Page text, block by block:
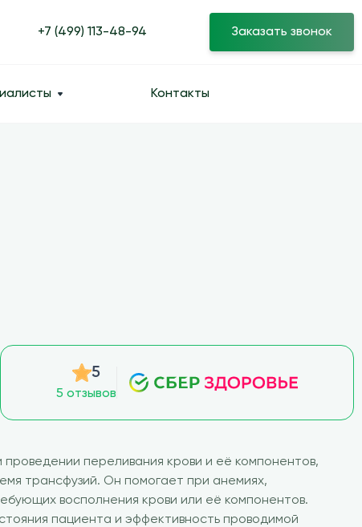
+7 (499) 113-48-94 Заказать звонок
Контакты
5
5 отзывов
переливания крови и её компонентов,
трансфузий. Он помогает при анемиях,
восполнения крови или её компонентов.
пациента и эффективность проводимой